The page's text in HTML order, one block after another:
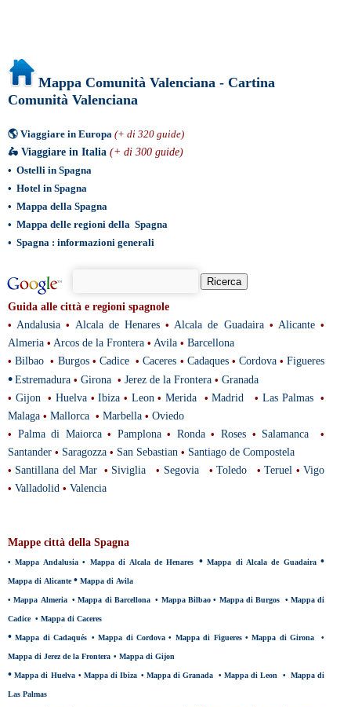
Mappa Comunità Valenciana - Cartina
Comunità Valenciana
🌎 Viaggiare in Europa (+ di 320 guide)
🛵 Viaggiare in Italia (+ di 300 guide)
• Ostelli in Spagna
• Hotel in Spagna
• Mappa della Spagna
• Mappa delle regioni della Spagna
• Spagna : informazioni generali
Guida alle città e regioni spagnole
• Andalusia• Alcala de Henares • Alcala de Guadaira • Alicante •
Almeria • Arcos de la Frontera • Avila • Barcellona
• Bilbao • Burgos • Cadice • Caceres • Cadaques • Cordova• Figueres
• Estremadura • Girona • Jerez de la Frontera • Granada
• Gijon • Huelva • Ibiza • Leon • Merida • Madrid • Las Palmas
•
Malaga • Mallorca • Marbella • Oviedo
• Palma di Maiorca• Pamplona • Ronda • Roses • Salamanca
•
Santander • Saragozza • San Sebastian • Santiago de Compostela
• Santillana del Mar • Siviglia • Segovia • Toledo • Teruel • Vigo
• Valladolid • Valencia
Mappe città della Spagna
• Mappa Andalusia • Mappa di Alcala de Henares • Mappa di Alcala de Guadaira •
Mappa di Alicante • Mappa di Avila
• Mappa Almeria • Mappa di Barcellona • Mappa Bilbao• Mappa di Burgos • Mappa di
Cadice • Mappa di Caceres
• Mappa di Cadaqués • Mappa di Cordova • Mappa di Figueres • Mappa di Girona •
Mappa di Jerez de la Frontera • Mappa di Gijon
• Mappa di Huelva • Mappa di Ibiza • Mappa di Granada • Mappa di Leon • Mappa di
Las Palmas